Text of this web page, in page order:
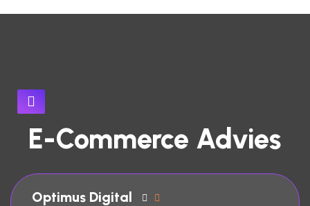
E-Commerce Advies
Optimus Digital